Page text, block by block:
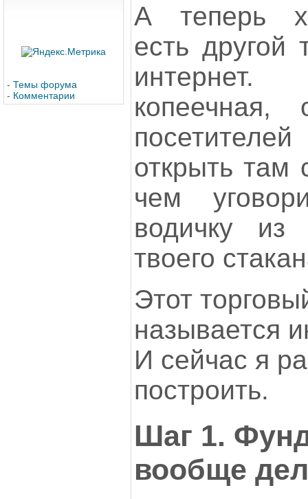
- Темы форума
- Комментарии
А теперь
есть другой
открыть там
чем
водичку
твоего
Этот
называется
И сейчас я
построить.
Шаг 1.
вообще